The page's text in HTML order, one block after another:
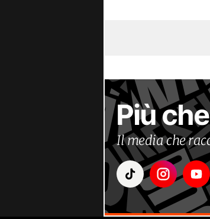
Più
Il media che